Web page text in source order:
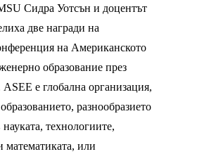
Сидра Уотсън и доцентът
две награди на
на Американското
образование през
ASEE е глобална организация,
разнообразието
технологиите,
математиката, или